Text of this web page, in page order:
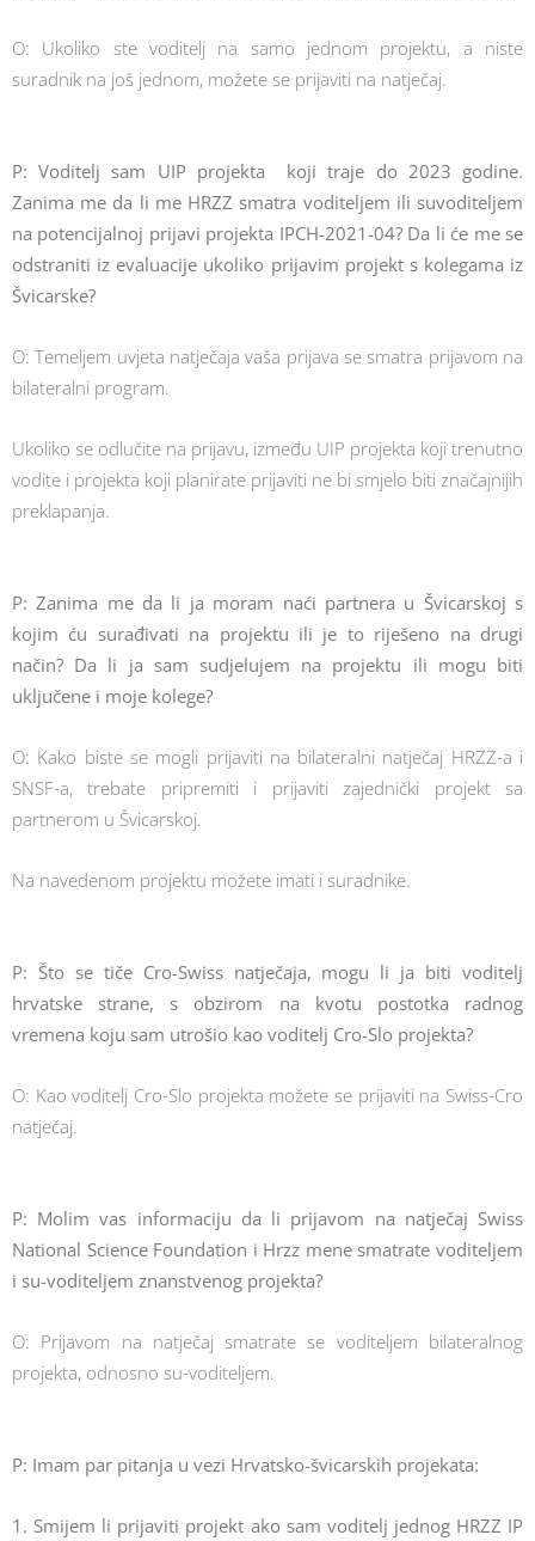
O: Ukoliko ste voditelj na samo jednom projektu, a niste
suradnik na još jednom, možete se prijaviti na natječaj.
P: Voditelj sam UIP projekta koji traje do 2023 godine.
Zanima me da li me HRZZ smatra voditeljem ili suvoditeljem
na potencijalnoj prijavi projekta IPCH-2021-04? Da li će me se
odstraniti iz evaluacije ukoliko prijavim projekt s kolegama iz
Švicarske?
O: Temeljem uvjeta natječaja vaša prijava se smatra prijavom na
bilateralni program.
Ukoliko se odlučite na prijavu, između UIP projekta koji trenutno
vodite i projekta koji planirate prijaviti ne bi smjelo biti značajnijih
preklapanja.
P: Zanima me da li ja moram naći partnera u Švicarskoj s
kojim ću surađivati na projektu ili je to riješeno na drugi
način? Da li ja sam sudjelujem na projektu ili mogu biti
uključene i moje kolege?
O: Kako biste se mogli prijaviti na bilateralni natječaj HRZZ-a i
SNSF-a, trebate pripremiti i prijaviti zajednički projekt sa
partnerom u Švicarskoj.
Na navedenom projektu možete imati i suradnike.
P: Što se tiče Cro-Swiss natječaja, mogu li ja biti voditelj
hrvatske strane, s obzirom na kvotu postotka radnog
vremena koju sam utrošio kao voditelj Cro-Slo projekta?
O: Kao voditelj Cro-Slo projekta možete se prijaviti na Swiss-Cro
natječaj.
P: Molim vas informaciju da li prijavom na natječaj Swiss
National Science Foundation i Hrzz mene smatrate voditeljem
i su-voditeljem znanstvenog projekta?
O: Prijavom na natječaj smatrate se voditeljem bilateralnog
projekta, odnosno su-voditeljem.
P: Imam par pitanja u vezi Hrvatsko-švicarskih projekata:
1. Smijem li prijaviti projekt ako sam voditelj jednog HRZZ IP